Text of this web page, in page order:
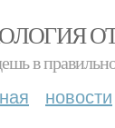
в
новости